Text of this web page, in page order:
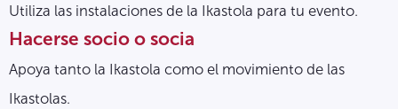
Utiliza las instalaciones de la Ikastola para tu evento.
Hacerse socio o socia
Apoya tanto la Ikastola como el movimiento de las
Ikastolas.